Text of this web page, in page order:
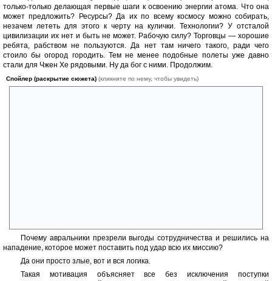
только-только делающая первые шаги к освоению энергии атома. Что она
может предложить? Ресурсы? Да их по всему космосу можно собирать,
незачем лететь для этого к черту на кулички. Технологии? У отсталой
цивилизации их нет и быть не может. Рабочую силу? Торговцы — хорошие
ребята, рабством не пользуются. Да нет там ничего такого, ради чего
стоило бы огород городить. Тем не менее подобные полеты уже давно
стали для Чжен Хе рядовыми. Ну да бог с ними. Продолжим.
Спойлер (раскрытие сюжета) (кликните по нему, чтобы увидеть)
Почему авральники презрели выгоды сотрудничества и решились на
нападение, которое может поставить под удар всю их миссию?
Да они просто злые, вот и вся логика.
Такая мотивация объясняет все без исключения поступки